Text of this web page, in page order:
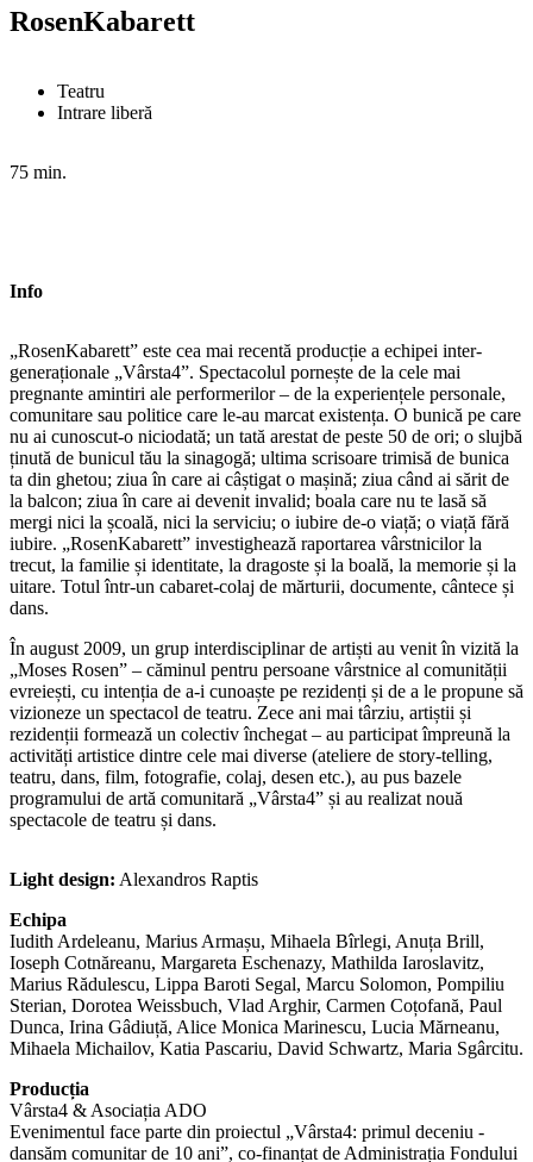
RosenKabarett
Teatru
Intrare liberă
75 min.
Info
„RosenKabarett” este cea mai recentă producție a echipei inter-
generaționale „Vârsta4”. Spectacolul pornește de la cele mai
pregnante amintiri ale performerilor – de la experiențele personale,
comunitare sau politice care le-au marcat existența. O bunică pe care
nu ai cunoscut-o niciodată; un tată arestat de peste 50 de ori; o slujbă
ținută de bunicul tău la sinagogă; ultima scrisoare trimisă de bunica
ta din ghetou; ziua în care ai câștigat o mașină; ziua când ai sărit de
la balcon; ziua în care ai devenit invalid; boala care nu te lasă să
mergi nici la școală, nici la serviciu; o iubire de-o viață; o viață fără
iubire. „RosenKabarett” investighează raportarea vârstnicilor la
trecut, la familie și identitate, la dragoste și la boală, la memorie și la
uitare. Totul într-un cabaret-colaj de mărturii, documente, cântece și
dans.
În august 2009, un grup interdisciplinar de artiști au venit în vizită la
„Moses Rosen” – căminul pentru persoane vârstnice al comunității
evreiești, cu intenția de a-i cunoaște pe rezidenți și de a le propune să
vizioneze un spectacol de teatru. Zece ani mai târziu, artiștii și
rezidenții formează un colectiv închegat – au participat împreună la
activități artistice dintre cele mai diverse (ateliere de story-telling,
teatru, dans, film, fotografie, colaj, desen etc.), au pus bazele
programului de artă comunitară „Vârsta4” și au realizat nouă
spectacole de teatru și dans.
Light design: Alexandros Raptis
Echipa
Iudith Ardeleanu, Marius Armașu, Mihaela Bîrlegi, Anuța Brill,
Ioseph Cotnăreanu, Margareta Eschenazy, Mathilda Iaroslavitz,
Marius Rădulescu, Lippa Baroti Segal, Marcu Solomon, Pompiliu
Sterian, Dorotea Weissbuch, Vlad Arghir, Carmen Coțofană, Paul
Dunca, Irina Gâdiuță, Alice Monica Marinescu, Lucia Mărneanu,
Mihaela Michailov, Katia Pascariu, David Schwartz, Maria Sgârcitu.
Producția
Vârsta4 & Asociația ADO
Evenimentul face parte din proiectul „Vârsta4: primul deceniu -
dansăm comunitar de 10 ani”, co-finanțat de Administrația Fondului